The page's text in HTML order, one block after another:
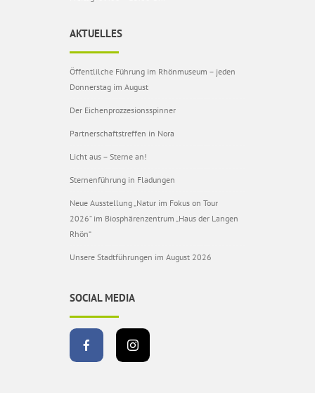
AKTUELLES
Öffentlilche Führung im Rhönmuseum – jeden
Donnerstag im August
Der Eichenprozzesionsspinner
Partnerschaftstreffen in Nora
Licht aus – Sterne an!
Sternenführung in Fladungen
Neue Ausstellung „Natur im Fokus on Tour
2026“ im Biosphärenzentrum „Haus der Langen
Rhön“
Unsere Stadtführungen im August 2026
SOCIAL MEDIA